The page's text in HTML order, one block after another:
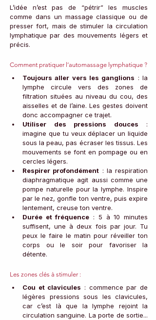
L’idée n’est pas de “pétrir” les muscles
comme dans un massage classique ou de
presser fort, mais de stimuler la circulation
lymphatique par des mouvements légers et
précis.
Comment pratiquer l’automassage lymphatique ?
Toujours aller vers les ganglions : la
lymphe circule vers des zones de
filtration situées au niveau du cou, des
aisselles et de l’aine. Les gestes doivent
donc accompagner ce trajet.
Utiliser des pressions douces :
imagine que tu veux déplacer un liquide
sous la peau, pas écraser les tissus. Les
mouvements se font en pompage ou en
cercles légers.
Respirer profondément : la respiration
diaphragmatique agit aussi comme une
pompe naturelle pour la lymphe. Inspire
par le nez, gonfle ton ventre, puis expire
lentement, creuse ton ventre.
Durée et fréquence : 5 à 10 minutes
suffisent, une à deux fois par jour. Tu
peux le faire le matin pour réveiller ton
corps ou le soir pour favoriser la
détente.
Les zones clés à stimuler :
Cou et clavicules : commence par de
légères pressions sous les clavicules,
car c’est là que la lymphe rejoint la
circulation sanguine. La porte de sortie...